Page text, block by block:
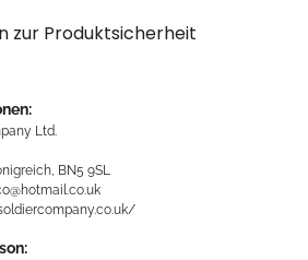
zur Produktsicherheit
Ltd.
BN5 9SL